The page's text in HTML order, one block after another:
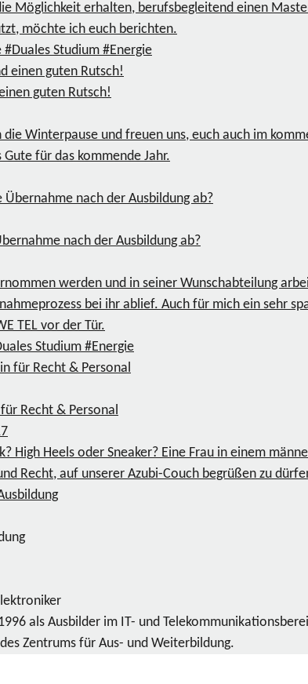
Möglichkeit erhalten, berufsbegleitend einen
möchte ich euch berichten.
#Duales Studium #Energie
guten Rutsch!
die Winterpause und freuen uns, euch auch im
für das kommende Jahr.
nach der Ausbildung ab?
werden und in seiner Wunschabteilung
bei ihr ablief. Auch für mich ein sehr
TEL vor der Tür.
Studium #Energie
Recht & Personal
High Heels oder Sneaker? Eine Frau in einem
Recht, auf unserer Azubi-Couch begrüßen zu
als Ausbilder im IT- und
Zentrums für Aus- und Weiterbildung.